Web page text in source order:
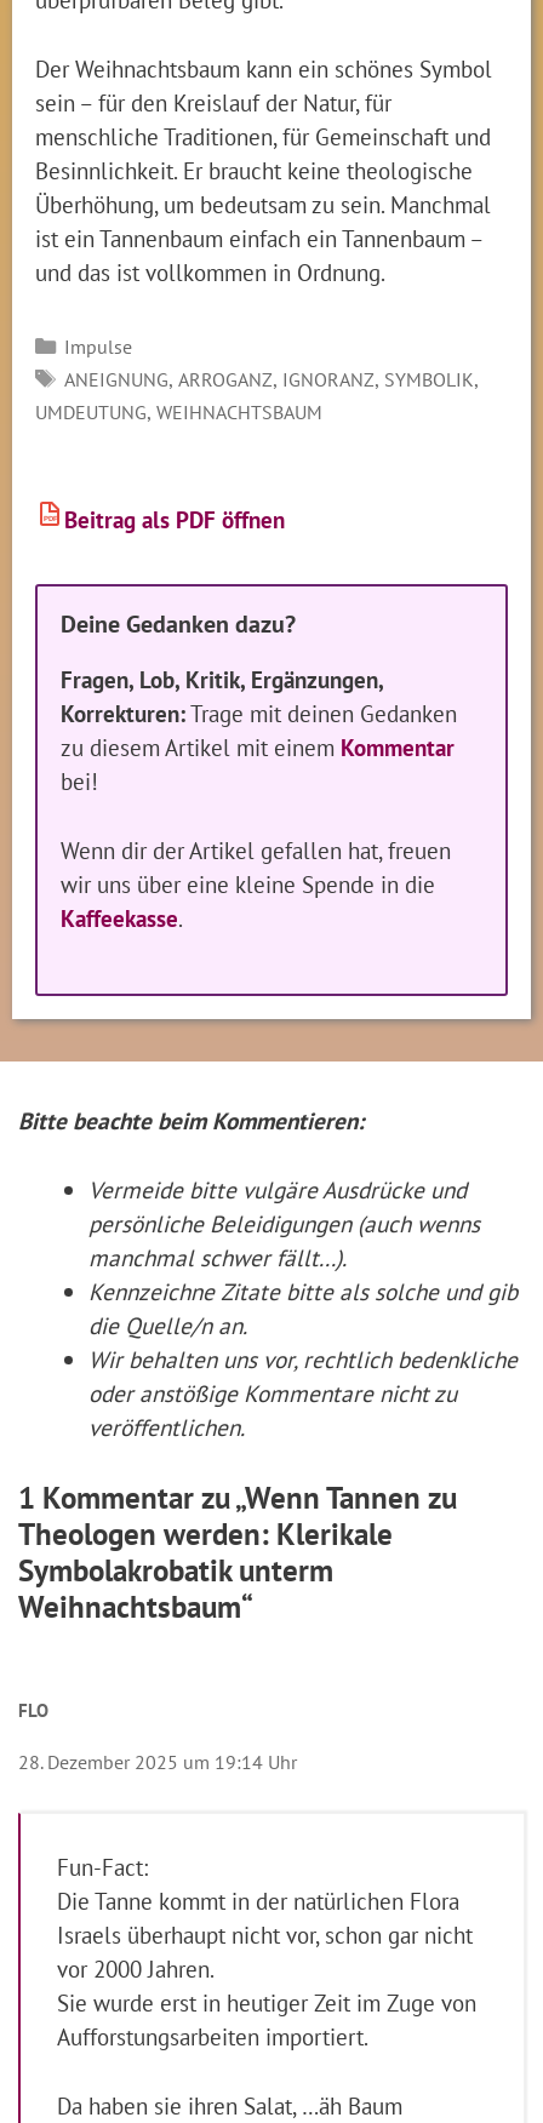
Der Weihnachtsbaum kann ein schönes Symbol
sein – für den Kreislauf der Natur, für
menschliche Traditionen, für Gemeinschaft und
Besinnlichkeit. Er braucht keine theologische
Überhöhung, um bedeutsam zu sein. Manchmal
ist ein Tannenbaum einfach ein Tannenbaum –
und das ist vollkommen in Ordnung.
Kategorien
Impulse
SCHLAGWÖRTER
ANEIGNUNG, ARROGANZ, IGNORANZ, SYMBOLIK,
UMDEUTUNG,WEIHNACHTSBAUM
PDF Beitrag als PDF öffnen
Deine Gedanken dazu?
Fragen, Lob, Kritik, Ergänzungen,
Korrekturen:Trage mit deinen Gedanken
zu diesem Artikel mit einem Kommentar
bei!
Wenn dir der Artikel gefallen hat, freuen
wir uns über eine kleine Spende in die
Kaffeekasse.
Bitte beachte beim Kommentieren:
Vermeide bitte vulgäre Ausdrücke und
persönliche Beleidigungen (auch wenns
manchmal schwer fällt...).
Kennzeichne Zitate bitte als solche und gib
die Quelle/n an.
Wir behalten uns vor, rechtlich bedenkliche
oder anstößige Kommentare nicht zu
veröffentlichen.
1 Kommentar zu „Wenn Tannen zu
Theologen werden: Klerikale
Symbolakrobatik unterm
Weihnachtsbaum“
FLO
28. Dezember 2025 um 19:14 Uhr
Fun-Fact:
Die Tanne kommt in der natürlichen Flora
Israels überhaupt nicht vor, schon gar nicht
vor 2000 Jahren.
Sie wurde erst in heutiger Zeit im Zuge von
Aufforstungsarbeiten importiert.
Da haben sie ihren Salat, …äh Baum